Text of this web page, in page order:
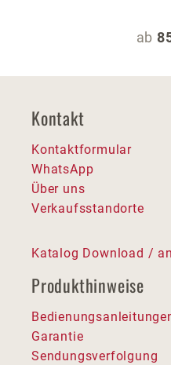
ab
Kontakt
Kontaktformular
WhatsApp
Über uns
Verkaufsstandorte
Katalog Download /
Produkthinweise
Garantie
Sendungsverfolgung